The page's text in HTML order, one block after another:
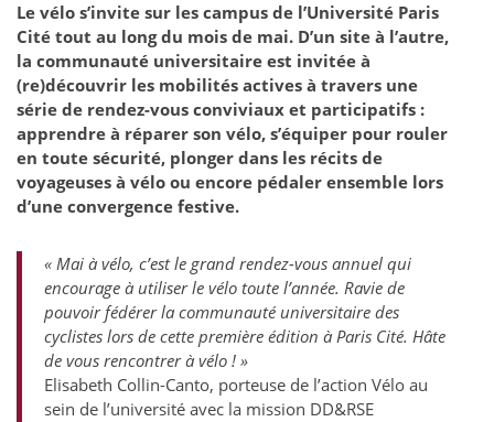
Le vélo s’invite sur les campus de l’Université Paris
Cité tout au long du mois de mai. D’un site à l’autre,
la communauté universitaire est invitée à
(re)découvrir les mobilités actives à travers une
série de rendez-vous conviviaux et participatifs :
apprendre à réparer son vélo, s’équiper pour rouler
en toute sécurité, plonger dans les récits de
voyageuses à vélo ou encore pédaler ensemble lors
d’une convergence festive.
« Mai à vélo, c’est le grand rendez-vous annuel qui
encourage à utiliser le vélo toute l’année. Ravie de
pouvoir fédérer la communauté universitaire des
cyclistes lors de cette première édition à Paris Cité. Hâte
de vous rencontrer à vélo ! »
Elisabeth Collin-Canto, porteuse de l’action Vélo au
sein de l’université avec la mission DD&RSE